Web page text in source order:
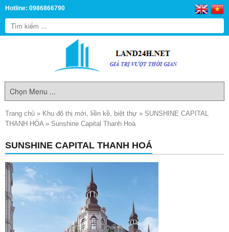
Hotline: 0986866790
Trang chủ » Khu đô thị mới, liền kề, biệt thự » SUNSHINE CAPITAL
THANH HÓA» Sunshine Capital Thanh Hoá
SUNSHINE CAPITAL THANH HOÁ